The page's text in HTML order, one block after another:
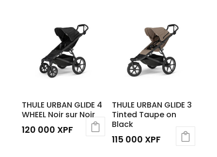
THULE URBAN GLIDE 4
WHEEL Noir sur Noir
120 000 XPF
THULE URBAN GLIDE 3
Tinted Taupe on
Black
115 000 XPF